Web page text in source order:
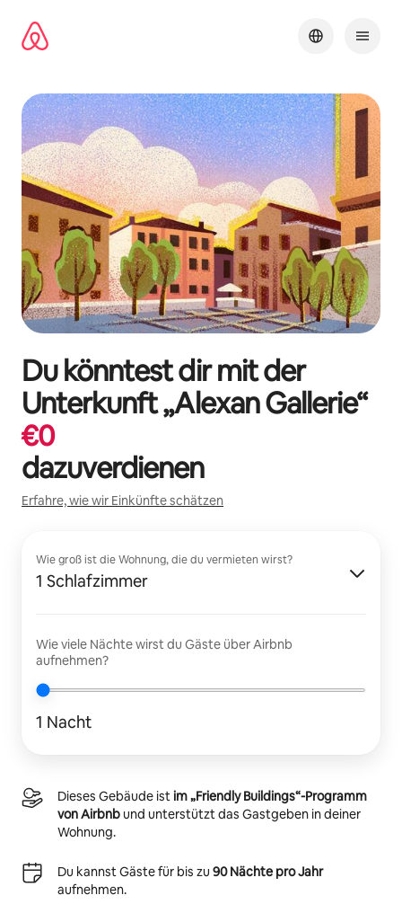
Inhalten
springen
Du könntest dir mit der
Unterkunft „Alexan Gallerie“
€0
dazuverdienen
Erfahre, wie wir Einkünfte schätzen
Wie groß ist die Wohnung, die du vermieten wirst?
1 Schlafzimmer
Wie viele Nächte wirst du Gäste über Airbnb
aufnehmen?
1 Nacht
Dieses Gebäude istim „Friendly Buildings“-Programm
von Airbnbund unterstützt das Gastgeben in deiner
Wohnung.
Du kannst Gäste für bis zu 90 Nächte pro Jahr
aufnehmen.